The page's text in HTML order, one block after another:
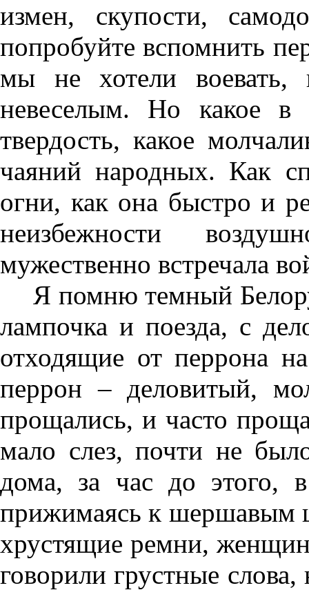
измен, скупости,
попробуйте вспомнить
мы не хотели
невеселым. Но какое в
твердость, какое
чаяний народных. Как
огни, как она быстро и
неизбежности
мужественно встречала
Я помню темный
лампочка и поезда, с
отходящие от перрона
перрон – деловитый,
прощались, и часто
мало слез, почти не
дома, за час до этого,
прижимаясь к шершавым
хрустящие ремни,
говорили грустные